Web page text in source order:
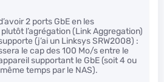
2 ports GbE en les
l’agrégation (Link Aggregation)
(j’ai un Linksys SRW2008) :
le cap des 100 Mo/s entre le
supportant le GbE (soit 4 ou
temps par le NAS).